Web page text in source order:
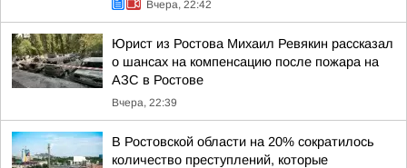
Вчера, 22:42
Юрист из Ростова Михаил Ревякин рассказал
о шансах на компенсацию после пожара на
АЗС в Ростове
Вчера, 22:39
В Ростовской области на 20% сократилось
количество преступлений, которые